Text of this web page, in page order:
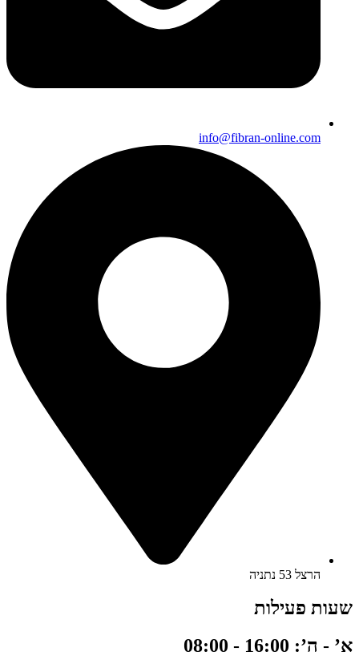
info@fibran-online.com
הרצל 53 נתניה
שעות פעילות
א’ - ה’: 16:00 - 08:00